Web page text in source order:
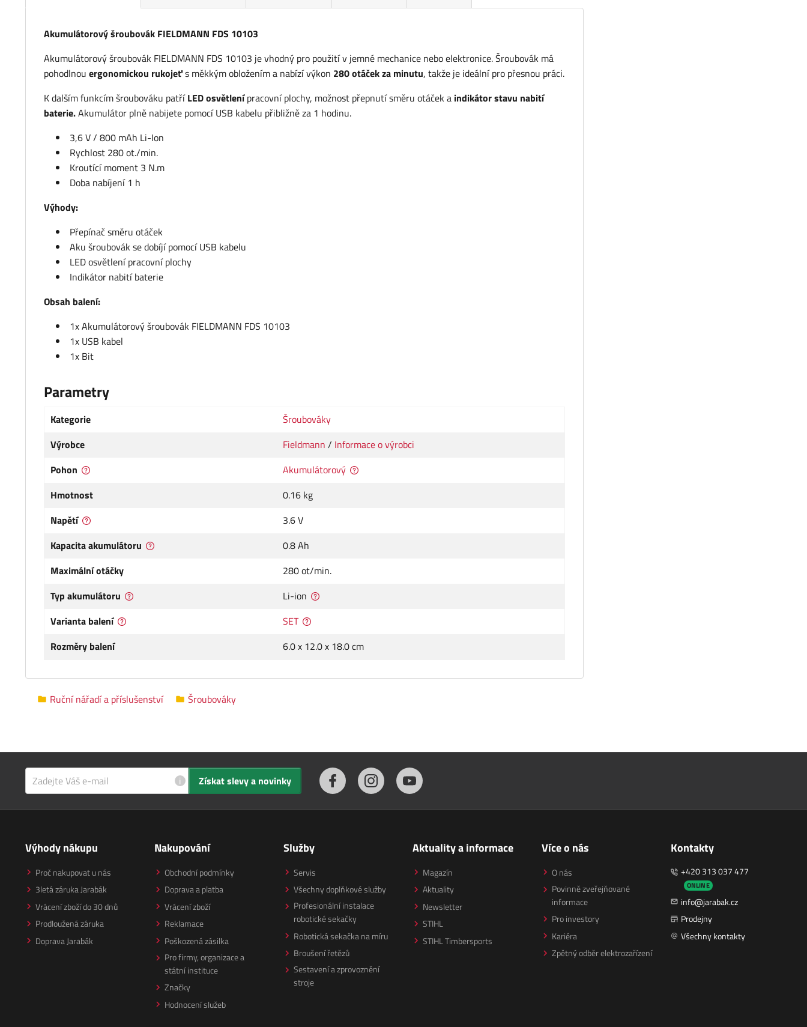
Akumulátorový šroubovák FIELDMANN FDS 10103
Akumulátorový šroubovák FIELDMANN FDS 10103 je vhodný pro použití v jemné mechanice nebo elektronice. Šroubovák má
pohodlnou ergonomickou rukojeťs měkkým obložením a nabízí výkon 280 otáček za minutu, takže je ideální pro přesnou práci.
K dalším funkcím šroubováku patříLED osvětlenípracovní plochy, možnost přepnutí směru otáček a indikátor stavu nabití
baterie.Akumulátor plně nabijete pomocí USB kabelu přibližně za 1 hodinu.
3,6 V / 800 mAh Li-Ion
Rychlost 280 ot./min.
Kroutící moment 3 N.m
Doba nabíjení 1 h
Výhody:
Přepínač směru otáček
Aku šroubovák se dobíjí pomocí USB kabelu
LED osvětlení pracovní plochy
Indikátor nabití baterie
Obsah balení:
1x Akumulátorový šroubovák FIELDMANN FDS 10103
1x USB kabel
1x Bit
Parametry
Kategorie
Šroubováky
Výrobce
Fieldmann / Informace o výrobci
Pohon
Akumulátorový
Hmotnost
0.16 kg
Napětí
3.6 V
Kapacita akumulátoru
0.8 Ah
Maximální otáčky
280 ot/min.
Typ akumulátoru
Li-ion
Varianta balení
SET
Rozměry balení
6.0 x 12.0 x 18.0 cm
Ruční nářadí a příslušenství Šroubováky
i Získat slevy a novinky
Výhody nákupu
Proč nakupovat u nás
3letá záruka Jarabák
Vrácení zboží do 30 dnů
Prodloužená záruka
Doprava Jarabák
Nakupování
Obchodní podmínky
Doprava a platba
Vrácení zboží
Reklamace
Poškozená zásilka
Pro firmy, organizace a
státní instituce
Značky
Hodnocení služeb
Služby
Servis
Všechny doplňkové služby
Profesionální instalace
robotické sekačky
Robotická sekačka na míru
Broušení řetězů
Sestavení a zprovoznění
stroje
Aktuality a informace
Magazín
Aktuality
Newsletter
STIHL
STIHL Timbersports
Více o nás
O nás
Povinně zveřejňované
informace
Pro investory
Kariéra
Zpětný odběr elektrozařízení
Kontakty
+420 313 037 477
ONLINE
info@jarabak.cz
Prodejny
Všechny kontakty